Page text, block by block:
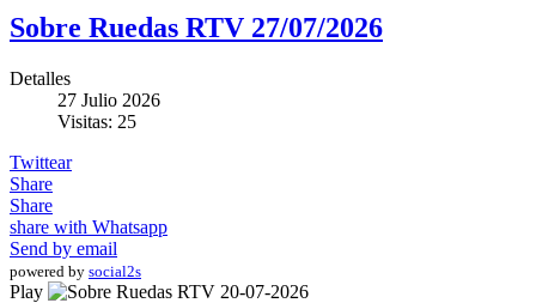
Sobre Ruedas RTV 27/07/2026
Detalles
27 Julio 2026
Visitas: 25
Twittear
Share
Share
share with Whatsapp
Send by email
powered by social2s
Play